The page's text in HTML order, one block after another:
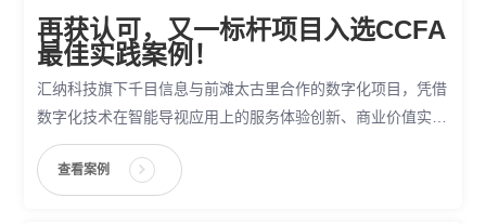
再获认可，又一标杆项目入选CCFA
最佳实践案例！
汇纳科技旗下千目信息与前滩太古里合作的数字化项目，凭借
数字化技术在智能导视应用上的服务体验创新、商业价值实现
等优势，获评“2022金百合购物中心数字化应用最佳实践案
例”，充分体现出前滩太古里数字化项目在数字化应用领域的
标杆价值，以及千目信息的数字化导视全栈服务能力。
查看案例